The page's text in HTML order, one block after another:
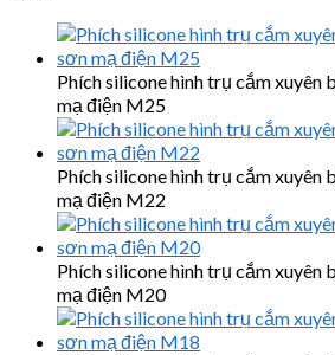
Phích silicone hình trụ cắm xuyên
mạ điện M25
Phích silicone hình trụ cắm xuyên
mạ điện M22
Phích silicone hình trụ cắm xuyên
mạ điện M20